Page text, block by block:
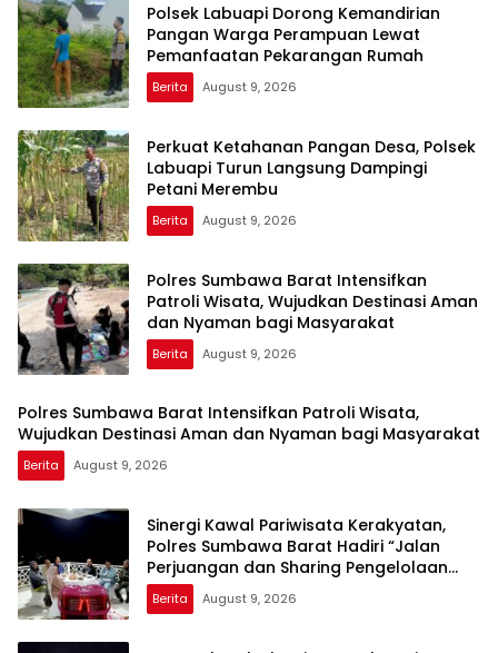
Polsek Labuapi Dorong Kemandirian
Pangan Warga Perampuan Lewat
Pemanfaatan Pekarangan Rumah
Berita August 9, 2026
Perkuat Ketahanan Pangan Desa, Polsek
Labuapi Turun Langsung Dampingi
Petani Merembu
Berita August 9, 2026
Polres Sumbawa Barat Intensifkan
Patroli Wisata, Wujudkan Destinasi Aman
dan Nyaman bagi Masyarakat
Berita August 9, 2026
Polres Sumbawa Barat Intensifkan Patroli Wisata,
Wujudkan Destinasi Aman dan Nyaman bagi Masyarakat
Berita August 9, 2026
Sinergi Kawal Pariwisata Kerakyatan,
Polres Sumbawa Barat Hadiri “Jalan
Perjuangan dan Sharing Pengelolaan
Pariwisata Bendungan Tiu Suntuk”
Berita August 9, 2026